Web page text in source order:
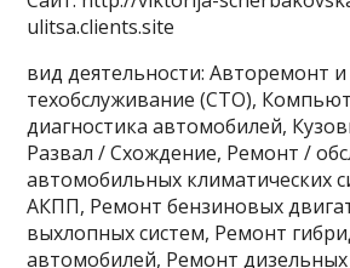
ulitsa.clients.site
вид деятельности: Авторемонт и
техобслуживание (СТО),
диагностика автомобилей,
Развал / Схождение, Ремонт /
автомобильных климатических
АКПП, Ремонт бензиновых
выхлопных систем, Ремонт
автомобилей, Ремонт дизельных